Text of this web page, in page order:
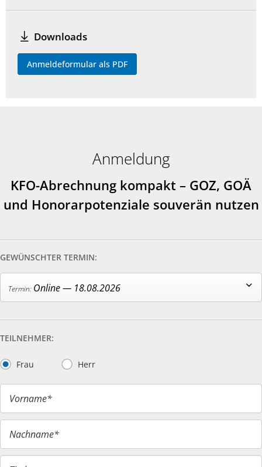
Downloads
Anmeldeformular als PDF
Anmeldung
KFO-Abrechnung kompakt – GOZ, GOÄ
und Honorarpotenziale souverän nutzen
GEWÜNSCHTER TERMIN:
Online — 18.08.2026
TEILNEHMER:
Frau Herr
Vorname*
Nachname*